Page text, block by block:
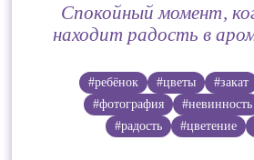
Спокойный момент,
находит радость в
#ребёнок #цветы #закат
#фотография
#невинность
#радость
#цветение